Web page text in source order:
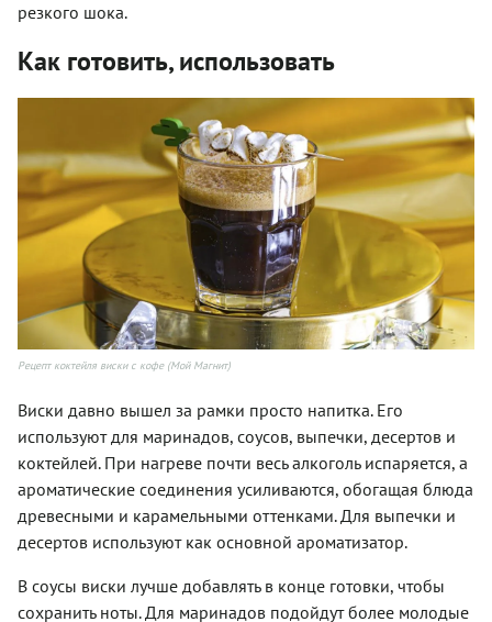
резкого шока.
Как готовить, использовать
Рецепт коктейля виски с кофе (Мой Магнит)
Виски давно вышел за рамки просто напитка. Его
используют для маринадов, соусов, выпечки, десертов и
коктейлей. При нагреве почти весь алкоголь испаряется, а
ароматические соединения усиливаются, обогащая блюда
древесными и карамельными оттенками. Для выпечки и
десертов используют как основной ароматизатор.
В соусы виски лучше добавлять в конце готовки, чтобы
сохранить ноты. Для маринадов подойдут более молодые